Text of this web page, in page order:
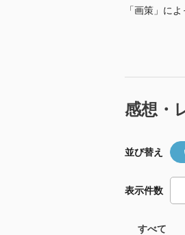
「画策」によ
感想・
並び替え
表示件数
すべて